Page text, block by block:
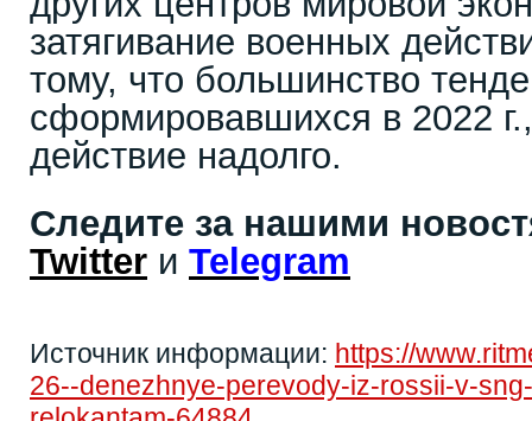
затягивание военных
тому, что большинство
сформировавшихся в 2022
действие надолго.
Следите за нашими
Twitter и Telegram
Источник информации: https://
26--denezhnye-perevody-iz-rossii-v-